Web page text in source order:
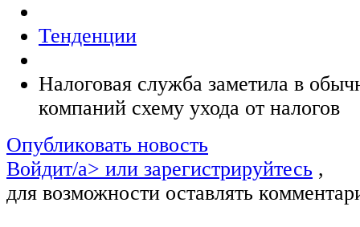
Тенденции
Налоговая служба заметила в
компаний схему ухода от налогов
Опубликовать новость
Войдит/a> или зарегистрируйтесь ,
для возможности оставлять